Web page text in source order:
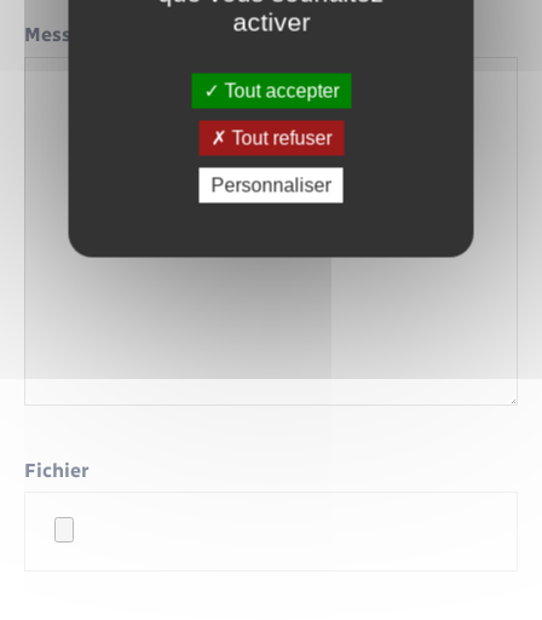
Message
Fichier
activer
Tout accepter
Tout refuser
Personnaliser